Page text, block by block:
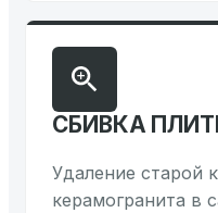
СБИВКА
Удаление старой
керамогранита в